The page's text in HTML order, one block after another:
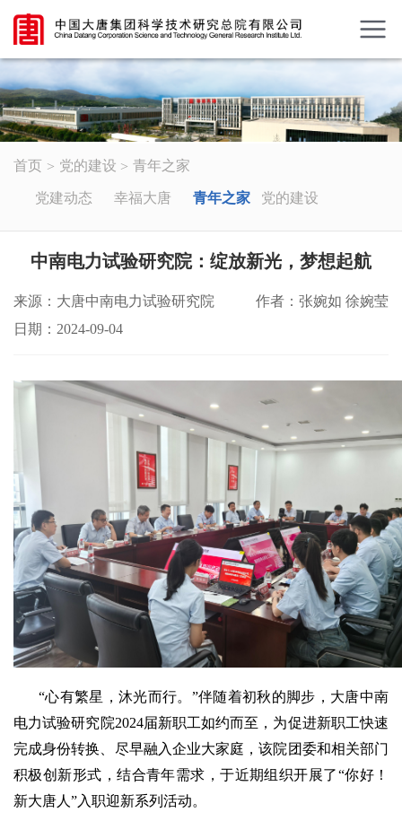
首页 党的建设 青年之家
党建动态 幸福大唐 青年之家 党的建设
中南电力试验研究院：绽放新光，梦想起航
来源：大唐中南电力试验研究院
作者：张婉如 徐婉莹
日期：2024-09-04
“心有繁星，沐光而行。”伴随着初秋的脚步，大唐中南
电力试验研究院2024届新职工如约而至，为促进新职工快速
完成身份转换、尽早融入企业大家庭，该院团委和相关部门
积极创新形式，结合青年需求，于近期组织开展了“你好！
新大唐人”入职迎新系列活动。